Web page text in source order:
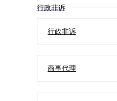
行政非诉
商事代理
行政非诉